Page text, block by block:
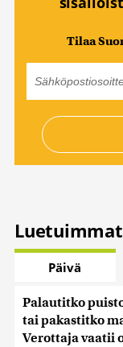
Tilaa
Luetuimmat
Päivä
Palautitko
tai pakastitko
Verottaja vaatii